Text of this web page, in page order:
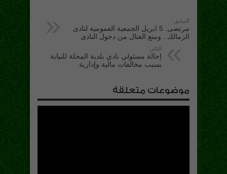
السابق:
مرتضى: 5 ابريل الجمعية العمومية لنادى
الزمالك.. ومنع العتال من دخول النادى
التالي:
إحالة مسئولي نادي بلدية المحلة للنيابة
بسبب مخالفات مالية وإدارية
موضوعات متعلقة